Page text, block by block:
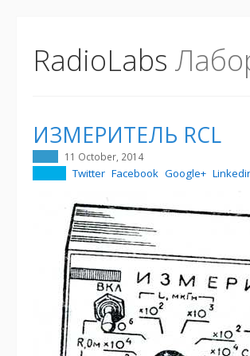
RadioLabs
ИЗМЕРИТЕЛЬ RCL
11 October, 2014
Twitter Facebook Google+